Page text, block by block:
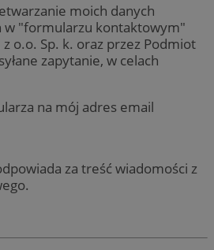
moich danych
w "formularzu kontaktowym"
o.o. Sp. k. oraz przez Podmiot
zapytanie, w celach
na mój adres email
za treść wiadomości z